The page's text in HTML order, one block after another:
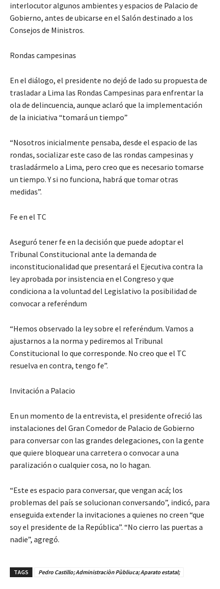
interlocutor algunos ambientes y espacios de Palacio de
Gobierno, antes de ubicarse en el Salón destinado a los
Consejos de Ministros.
Rondas campesinas
En el diálogo, el presidente no dejó de lado su propuesta de
trasladar a Lima las Rondas Campesinas para enfrentar la
ola de delincuencia, aunque aclaró que la implementación
de la iniciativa “tomará un tiempo”
“Nosotros inicialmente pensaba, desde el espacio de las
rondas, socializar este caso de las rondas campesinas y
trasladármelo a Lima, pero creo que es necesario tomarse
un tiempo. Y si no funciona, habrá que tomar otras
medidas”.
Fe en el TC
Aseguró tener fe en la decisión que puede adoptar el
Tribunal Constitucional ante la demanda de
inconstitucionalidad que presentará el Ejecutiva contra la
ley aprobada por insistencia en el Congreso y que
condiciona a la voluntad del Legislativo la posibilidad de
convocar a referéndum
“Hemos observado la ley sobre el referéndum. Vamos a
ajustarnos a la norma y pediremos al Tribunal
Constitucional lo que corresponde. No creo que el TC
resuelva en contra, tengo fe”.
Invitación a Palacio
En un momento de la entrevista, el presidente ofreció las
instalaciones del Gran Comedor de Palacio de Gobierno
para conversar con las grandes delegaciones, con la gente
que quiere bloquear una carretera o convocar a una
paralización o cualquier cosa, no lo hagan.
“Este es espacio para conversar, que vengan acá; los
problemas del país se solucionan conversando”, indicó, para
enseguida extender la invitaciones a quienes no creen “que
soy el presidente de la República”. “No cierro las puertas a
nadie”, agregó.
TAGS Pedro Castillo; Administraciòn Pùbliuca; Aparato estatal;